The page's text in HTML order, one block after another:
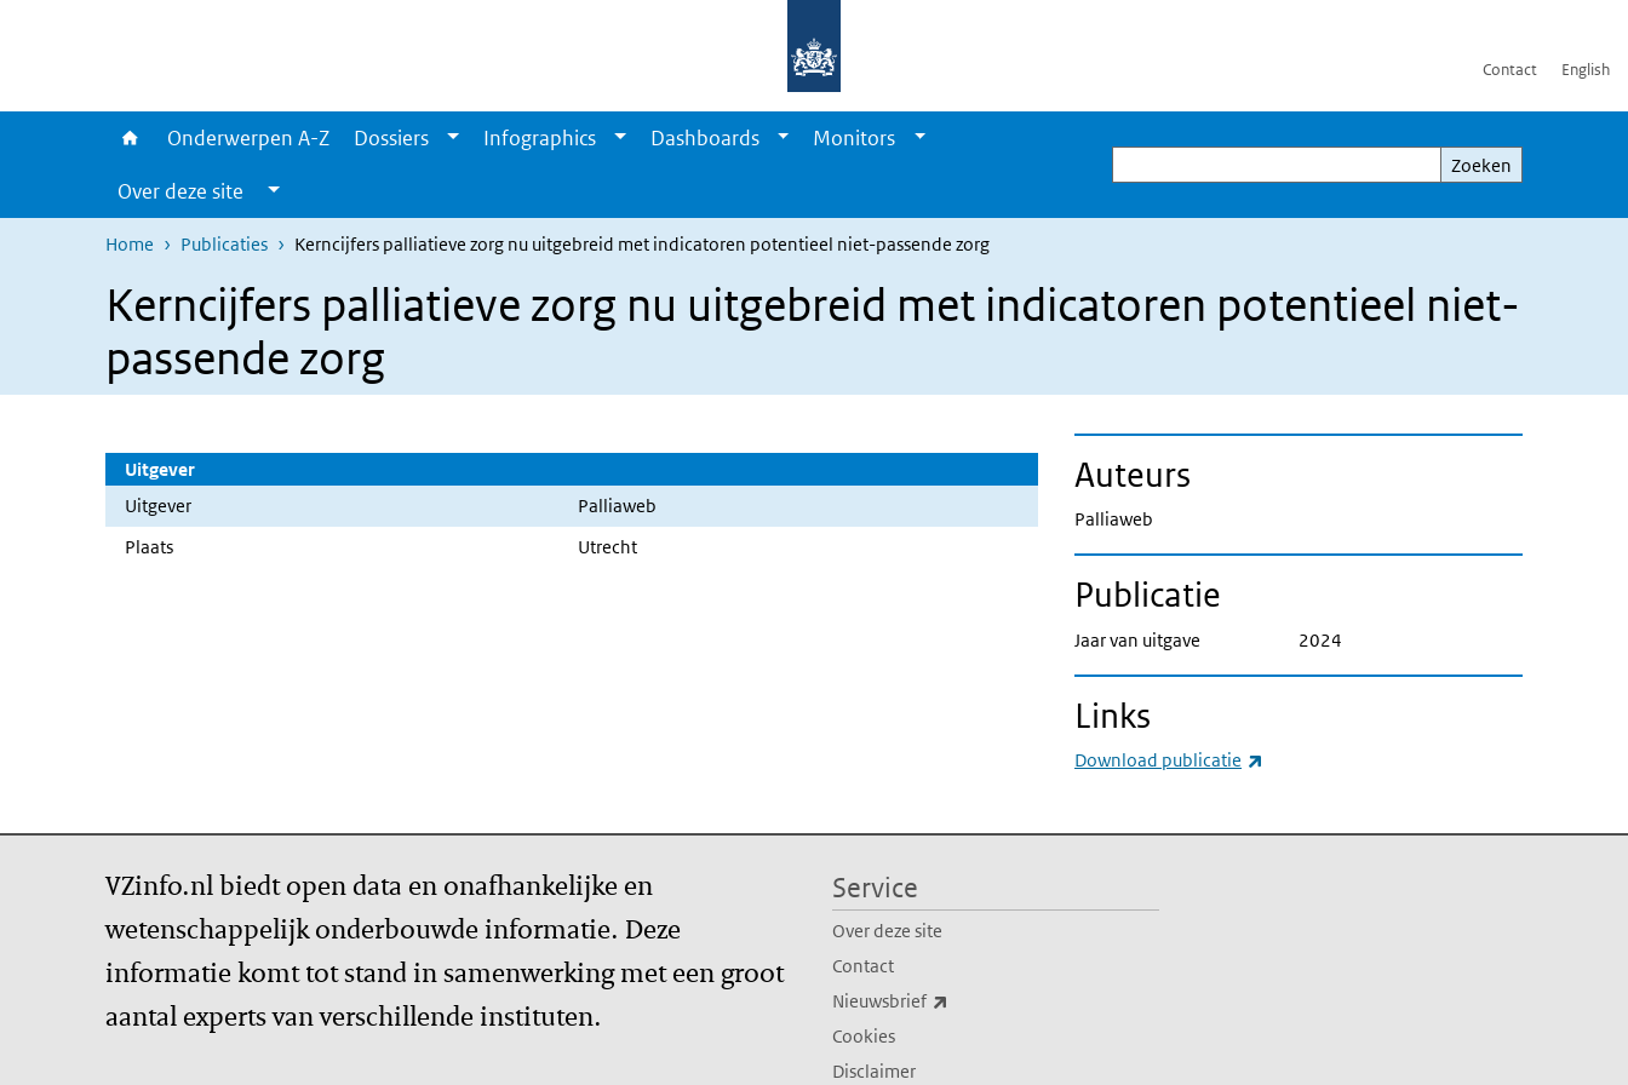
Contact English
Onderwerpen A-Z Dossiers Infographics Dashboards
Monitors
Over deze site
Zoeken
Zoeken
Home Publicaties Kerncijfers palliatieve zorg nu uitgebreid met indicatoren potentieel niet-passende zorg
Kerncijfers palliatieve zorg nu uitgebreid met indicatoren potentieel niet-
passende zorg
Uitgever
Uitgever
Palliaweb
Plaats
Utrecht
Auteurs
Palliaweb
Publicatie
Jaar van uitgave 2024
Links
Download publicatie
VZinfo.nl biedt open data en onafhankelijke en
wetenschappelijk onderbouwde informatie. Deze
informatie komt tot stand in samenwerking met een groot
aantal experts van verschillende instituten.
Service
Over deze site
Contact
Nieuwsbrief
Cookies
Disclaimer